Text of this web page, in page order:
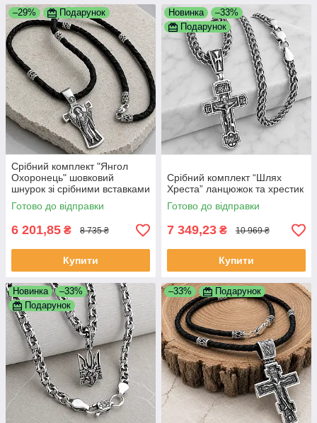
–29% Подарунок
Срібний комплект "Янгол
Охоронець" шовковий
шнурок зі срібними вставками
та хрест
Готово до відправки
6 201,85 ₴ 8 735 ₴
Купити
Новинка
–33%
Подарунок
Срібний комплект “Шлях
Хреста” ланцюжок та хрестик
Готово до відправки
7 349,23 ₴ 10 969 ₴
Купити
Новинка
–33%
Подарунок
–33% Подарунок